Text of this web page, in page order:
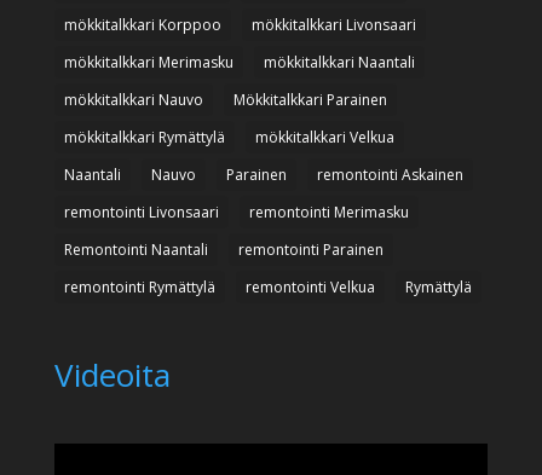
mökkitalkkari Korppoo
mökkitalkkari Livonsaari
mökkitalkkari Merimasku
mökkitalkkari Naantali
mökkitalkkari Nauvo
Mökkitalkkari Parainen
mökkitalkkari Rymättylä
mökkitalkkari Velkua
Naantali
Nauvo Parainen
remontointi Askainen
remontointi Livonsaari
remontointi Merimasku
Remontointi Naantali
remontointi Parainen
remontointi Rymättylä
remontointi Velkua Rymättylä
Videoita